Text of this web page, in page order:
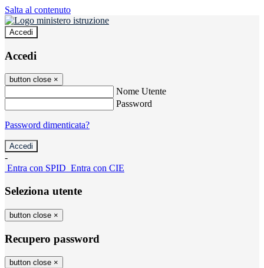
Salta al contenuto
Accedi
Accedi
button close ×
Nome Utente
Password
Password dimenticata?
-
Entra con SPID Entra con CIE
Seleziona utente
button close ×
Recupero password
button close ×